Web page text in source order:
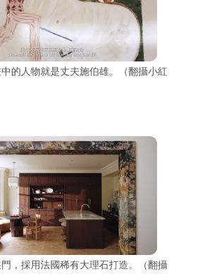
的人物就是丈夫施伯雄。（翻攝小紅
，採用法國稀有大理石打造。（翻攝